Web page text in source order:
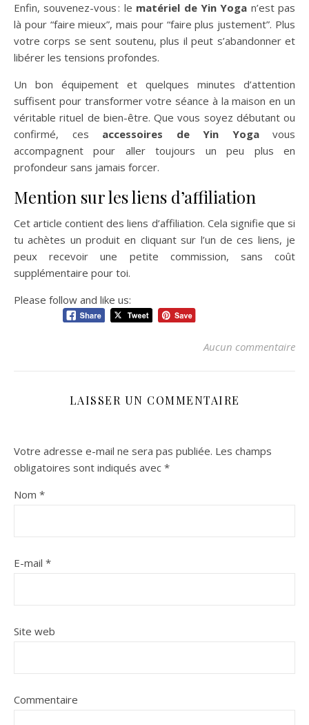
Enfin, souvenez-vous : le matériel de Yin Yoga n’est pas
là pour “faire mieux”, mais pour “faire plus justement”. Plus
votre corps se sent soutenu, plus il peut s’abandonner et
libérer les tensions profondes.
Un bon équipement et quelques minutes d’attention
suffisent pour transformer votre séance à la maison en un
véritable rituel de bien-être. Que vous soyez débutant ou
confirmé, ces accessoires de Yin Yogavous
accompagnent pour aller toujours un peu plus en
profondeur sans jamais forcer.
Mention sur les liens d’affiliation
Cet article contient des liens d’affiliation. Cela signifie que si
tu achètes un produit en cliquant sur l’un de ces liens, je
peux recevoir une petite commission, sans coût
supplémentaire pour toi.
Please follow and like us:
Aucun commentaire
LAISSER UN COMMENTAIRE
Votre adresse e-mail ne sera pas publiée. Les champs
obligatoires sont indiqués avec *
Nom *
E-mail *
Site web
Commentaire